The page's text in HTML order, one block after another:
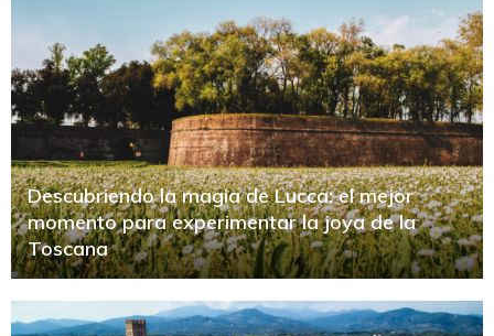
Descubriendo la magia de Lucca: el mejor
momento para experimentar la joya de la
Toscana